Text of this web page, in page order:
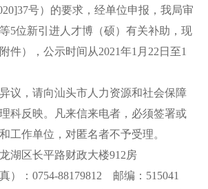
号）的要求，经单位申报，我局审
5位新引进人才博（硕）有关补助，现
件），公示时间从2021年1月22日至1
，请向汕头市人力资源和社会保障
科反映。凡来信来电者，必须签署或
工作单位，对匿名者不予受理。
区长平路财政大楼912房
：0754-88179812 邮编：515041